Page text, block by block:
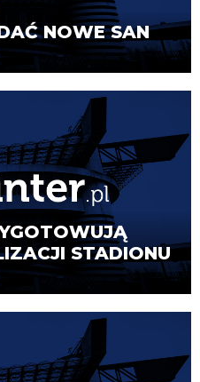
NOWE SAN
STADIONU